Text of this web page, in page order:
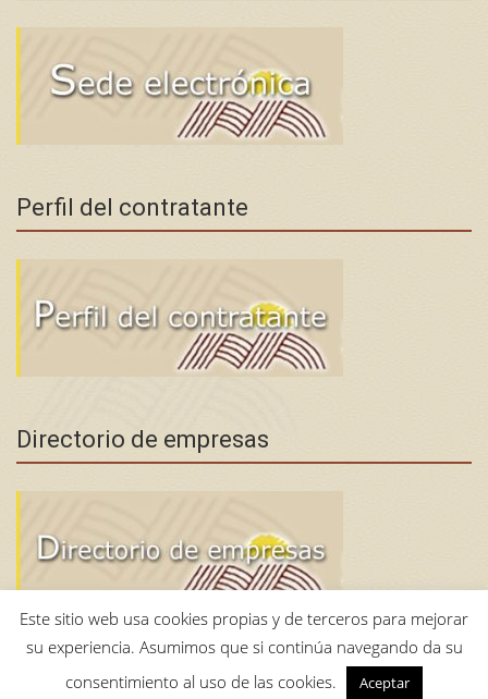
Perfil del contratante
Directorio de empresas
Este sitio web usa cookies propias y de terceros para mejorar
su experiencia. Asumimos que si continúa navegando da su
consentimiento al uso de las cookies.
Aceptar